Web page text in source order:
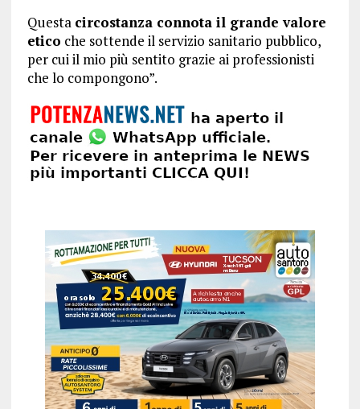
Questa circostanza connota il grande valore
etico che sottende il servizio sanitario pubblico,
per cui il mio più sentito grazie ai professionisti
che lo compongono”.